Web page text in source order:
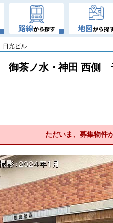
路線から探す 地図から探
日光ビル
御茶ノ水・神田 西側
ただいま、募集物件